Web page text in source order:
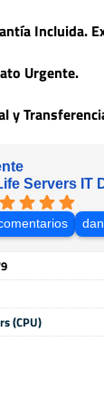
Incluida.
Urgente.
y
Servers IT
(CPU)